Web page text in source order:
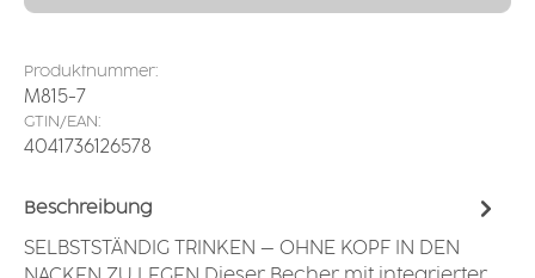
Produktnummer:
M815-7
GTIN/EAN:
4041736126578
Beschreibung
SELBSTSTÄNDIG TRINKEN – OHNE KOPF IN DEN